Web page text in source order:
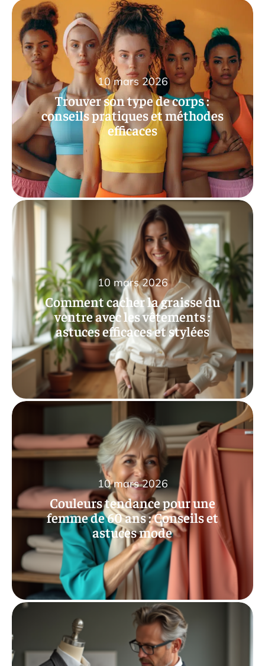
Trouver son type de corps :
conseils pratiques et méthodes
efficaces
10 mars 2026
Comment cacher la graisse du
ventre avec les vêtements :
astuces efficaces et stylées
10 mars 2026
Couleurs tendance pour une
femme de 60 ans : Conseils et
astuces mode
10 mars 2026